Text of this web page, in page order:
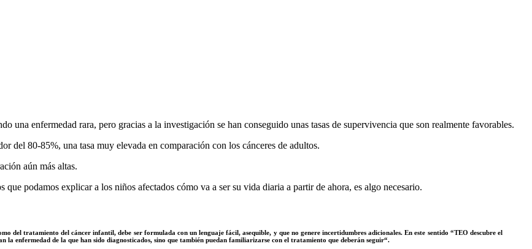
una enfermedad rara, pero gracias a la investigación se han conseguido unas tasas de supervivencia que son realmente favorables.
del 80-85%, una tasa muy elevada en comparación con los cánceres de adultos.
aún más altas.
podamos explicar a los niños afectados cómo va a ser su vida diaria a partir de ahora, es algo necesario.
del tratamiento del cáncer infantil, debe ser formulada con un lenguaje fácil, asequible, y que no genere incertidumbres adicionales. En este sentido “TEO descubre el
la enfermedad de la que han sido diagnosticados, sino que también puedan familiarizarse con el tratamiento que deberán seguir“.